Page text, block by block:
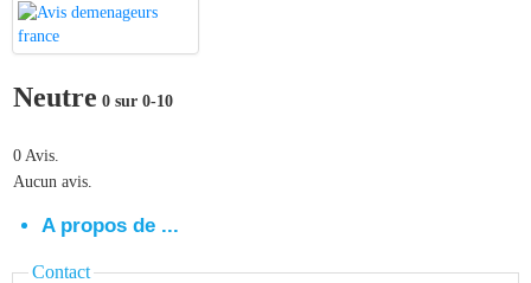
Comment Ça Marche ?
Qui Sommes-Nous ?
Pourquoi Nous Faire Confiance ?
Vous Êtes Une Société
Comment Ça Marche ?
Quels Bénéfices Pour Ma Société ?
Neutre 0 sur 0-10
0 Avis.
Aucun avis.
A propos de ...
Contact